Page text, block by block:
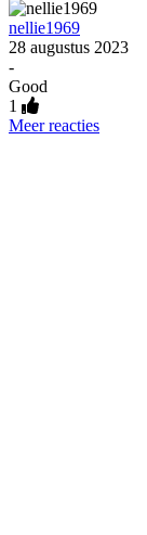
nellie1969
28 augustus 2023
-
Good
1
Meer reacties